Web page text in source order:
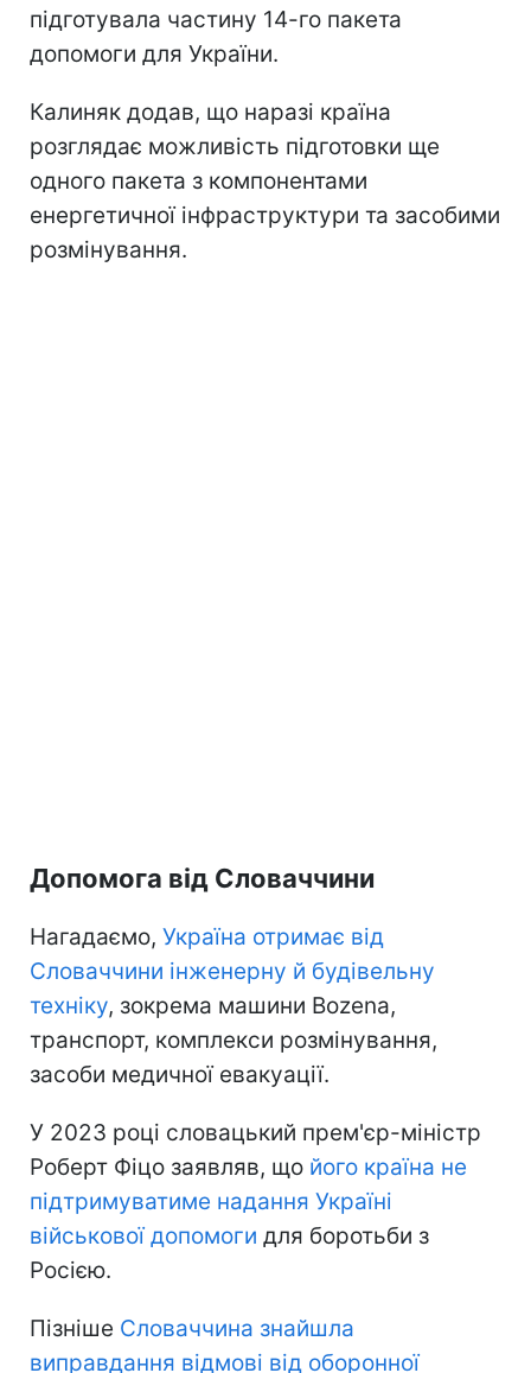
підготувала частину 14-го пакета
допомоги для України.
Калиняк додав, що наразі країна
розглядає можливість підготовки ще
одного пакета з компонентами
енергетичної інфраструктури та засобими
розмінування.
Допомога від Словаччини
Нагадаємо, Україна отримає від
Словаччини інженерну й будівельну
техніку, зокрема машини Bozena,
транспорт, комплекси розмінування,
засоби медичної евакуації.
У 2023 році словацький прем'єр-міністр
Роберт Фіцо заявляв, що його країна не
підтримуватиме надання Україні
військової допомоги для боротьби з
Росією.
Пізніше Словаччина знайшла
виправдання відмові від оборонної